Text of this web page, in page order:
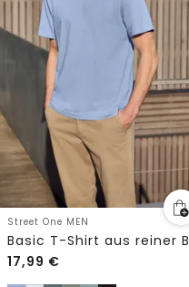
Street One MEN
17,99 €